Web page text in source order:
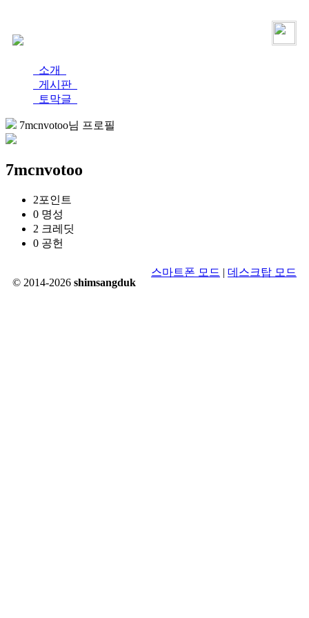
소개
게시판
토막글
7mcnvotoo님 프로필
7mcnvotoo
2포인트
0 명성
2 크레딧
0 공헌
© 2014-2026 shimsangduk
스마트폰 모드 | 데스크탑 모드